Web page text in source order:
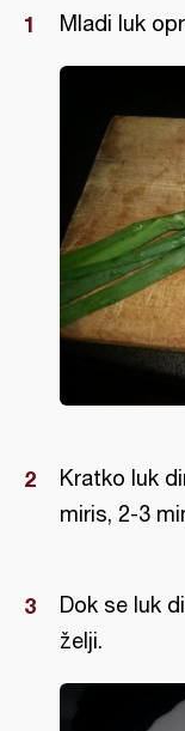
Mladi luk
Kratko luk
miris, 2-3
Dok se luk
želji.